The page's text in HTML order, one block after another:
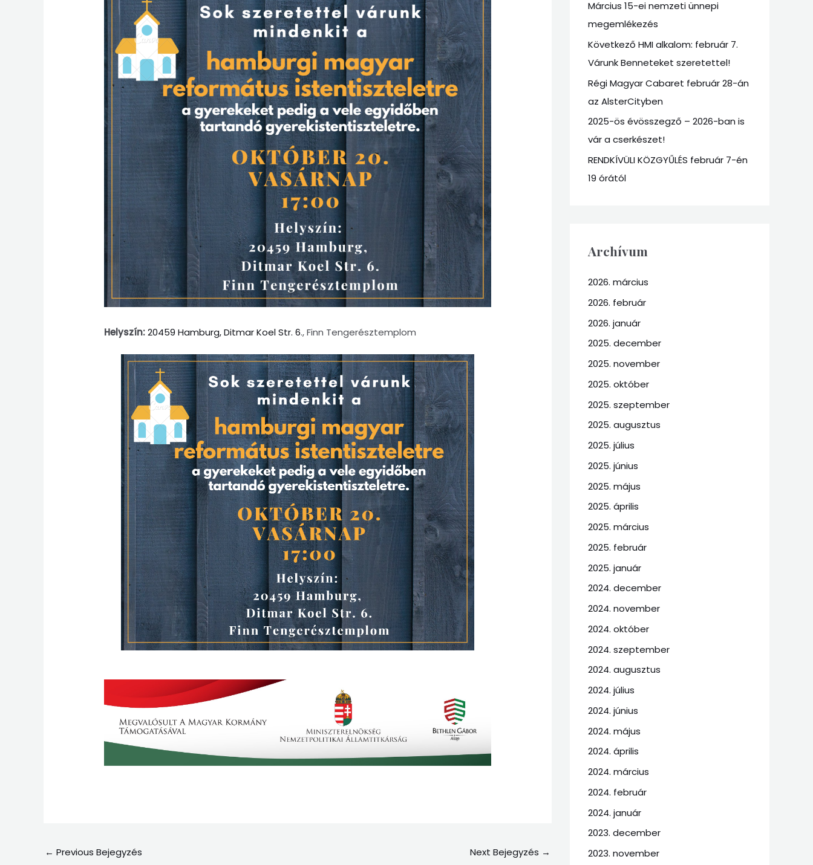
Helyszín:20459 Hamburg, Ditmar Koel Str. 6., Finn Tengerésztemplom
← Previous Bejegyzés Next Bejegyzés →
f
o
r
:
Március 15-ei nemzeti ünnepi
megemlékezés
Következő HMI alkalom: február 7.
Várunk Benneteket szeretettel!
Régi Magyar Cabaret február 28-án
az AlsterCityben
2025-ös évösszegző – 2026-ban is
vár a cserkészet!
RENDKÍVÜLI KÖZGYŰLÉS február 7-én
19 órától
Archívum
2026. március
2026. február
2026. január
2025. december
2025. november
2025. október
2025. szeptember
2025. augusztus
2025. július
2025. június
2025. május
2025. április
2025. március
2025. február
2025. január
2024. december
2024. november
2024. október
2024. szeptember
2024. augusztus
2024. július
2024. június
2024. május
2024. április
2024. március
2024. február
2024. január
2023. december
2023. november